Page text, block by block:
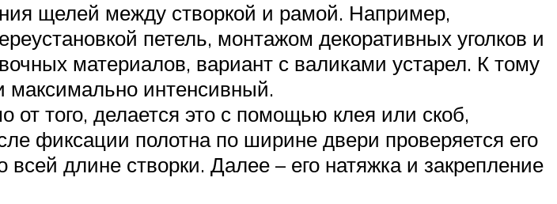
щелей между створкой и рамой. Например,
петель, монтажом декоративных уголков и
материалов, вариант с валиками устарел. К тому
максимально интенсивный.
того, делается это с помощью клея или скоб,
фиксации полотна по ширине двери проверяется его
длине створки. Далее – его натяжка и закрепление